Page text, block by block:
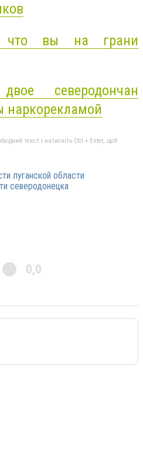
что вы на грани
северодончан
наркорекламой
текст і натисніть Ctrl + Enter, щоб
луганской области
северодонецка
0,0